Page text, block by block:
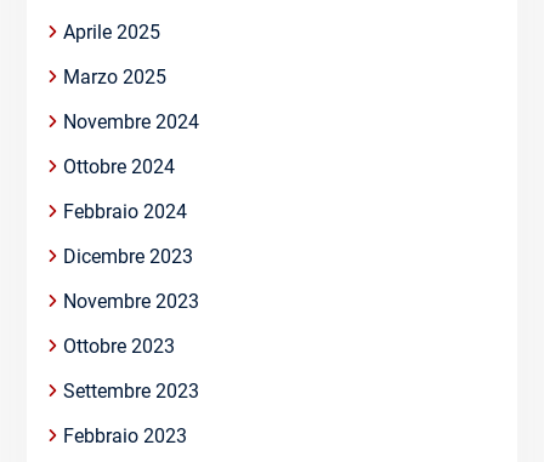
Aprile 2025
Marzo 2025
Novembre 2024
Ottobre 2024
Febbraio 2024
Dicembre 2023
Novembre 2023
Ottobre 2023
Settembre 2023
Febbraio 2023